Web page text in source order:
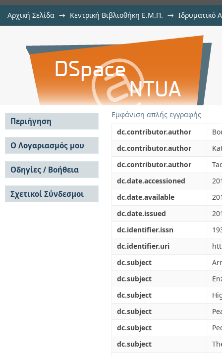
Αρχική Σελίδα → Κεντρική Βιβλιοθήκη Ε.Μ.Π. → Ιδρυματικό
Inactivation kinetics of peach
high hydrostatic pressure and
Εμφάνιση απλής εγγραφής
dc.contributor.author
dc.contributor.author
dc.contributor.author
dc.date.accessioned
dc.date.available
dc.date.issued
dc.identifier.issn
dc.identifier.uri
dc.subject
dc.subject
dc.subject
dc.subject
dc.subject
dc.subject
Περιήγηση
Σε όλο το DSpace
Κοινότητες & Συλλογές
Ανά Ημερομηνία
Έκδοσης
Συγγραφείς
Τίτλοι
Θέματα
Ο Λογαριασμός μου
Σύνδεση
Εγγραφή
Οδηγίες / Βοήθεια
Οδηγίες Υποβολής
Οδηγίες Χρήσης ΙΑ
Συχνές Ερωτήσεις
Σχετικοί Σύνδεσμοι